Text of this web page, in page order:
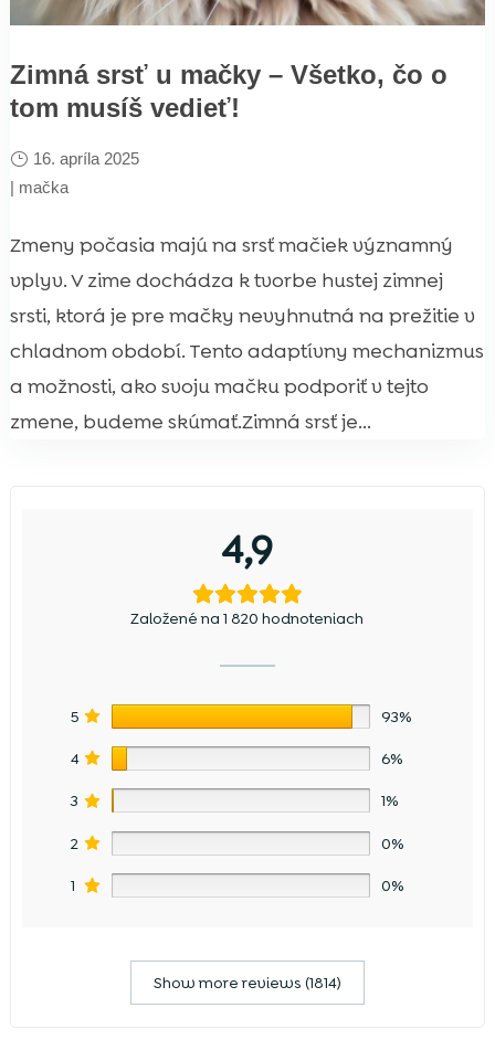
Zimná srsť u mačky – Všetko, čo o
tom musíš vedieť!
16. apríla 2025
| mačka
Zmeny počasia majú na srsť mačiek významný
vplyv. V zime dochádza k tvorbe hustej zimnej
srsti, ktorá je pre mačky nevyhnutná na prežitie v
chladnom období. Tento adaptívny mechanizmus
a možnosti, ako svoju mačku podporiť v tejto
zmene, budeme skúmať.Zimná srsť je...
4,9
Založené na 1 820 hodnoteniach
5 93%
4 6%
3 1%
2 0%
1 0%
Show more reviews (1814)